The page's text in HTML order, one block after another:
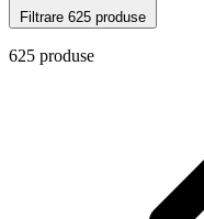
Filtrare 625 produse
625 produse